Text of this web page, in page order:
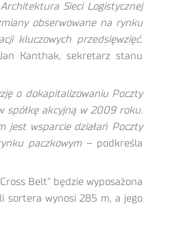
Sieci Logistycznej
obserwowane na rynku
kluczowych przedsięwzięć.
Kanthak, sekretarz stanu
o dokapitalizowaniu Poczty
spółkę akcyjną w 2009 roku.
jest wsparcie działań Poczty
paczkowym– podkreśla
Belt” będzie wyposażona
sortera wynosi 285 m, a jego